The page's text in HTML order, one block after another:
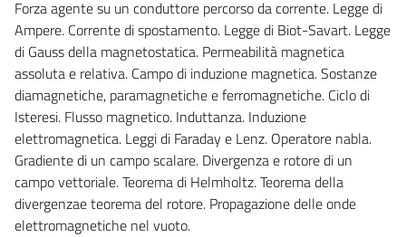
Forza agente su un conduttore percorso da corrente. Legge di
Ampere. Corrente di spostamento. Legge di Biot-Savart. Legge
di Gauss della magnetostatica. Permeabilità magnetica
assoluta e relativa. Campo di induzione magnetica. Sostanze
diamagnetiche, paramagnetiche e ferromagnetiche. Ciclo di
Isteresi. Flusso magnetico. Induttanza. Induzione
elettromagnetica. Leggi di Faraday e Lenz. Operatore nabla.
Gradiente di un campo scalare. Divergenza e rotore di un
campo vettoriale. Teorema di Helmholtz. Teorema della
divergenzae teorema del rotore. Propagazione delle onde
elettromagnetiche nel vuoto.